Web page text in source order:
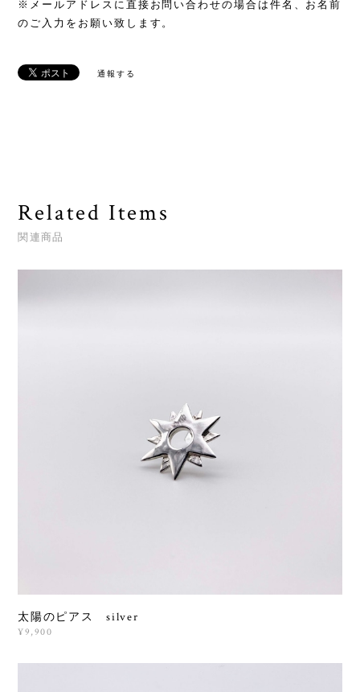
※メールアドレスに直接お問い合わせの場合は件名、お名前
のご入力をお願い致します。
通報する
Related Items
関連商品
太陽のピアス silver
¥9,900